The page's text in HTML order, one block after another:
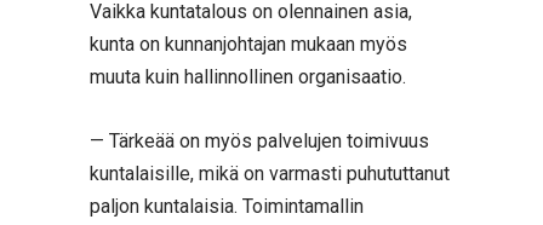
Vaikka kuntatalous on olennainen asia,
kunta on kunnanjohtajan mukaan myös
muuta kuin hallinnollinen organisaatio.
— Tärkeää on myös palvelujen toimivuus
kuntalaisille, mikä on varmasti puhututtanut
paljon kuntalaisia. Toimintamallin